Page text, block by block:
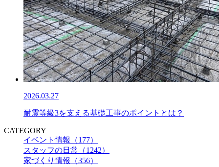
2026.03.27
耐震等級3を支える基礎工事のポイントとは？
CATEGORY
イベント情報（177）
スタッフの日常（1242）
家づくり情報（356）